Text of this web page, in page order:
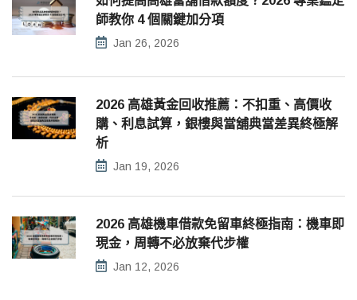
師教你 4 個關鍵加分項
Jan 26, 2026
2026 高雄黃金回收推薦：不扣重、高價收
購、利息試算，銀樓與當舖典當差異終極解
析
Jan 19, 2026
2026 高雄機車借款免留車終極指南：機車即
現金，周轉不必放棄代步權
Jan 12, 2026